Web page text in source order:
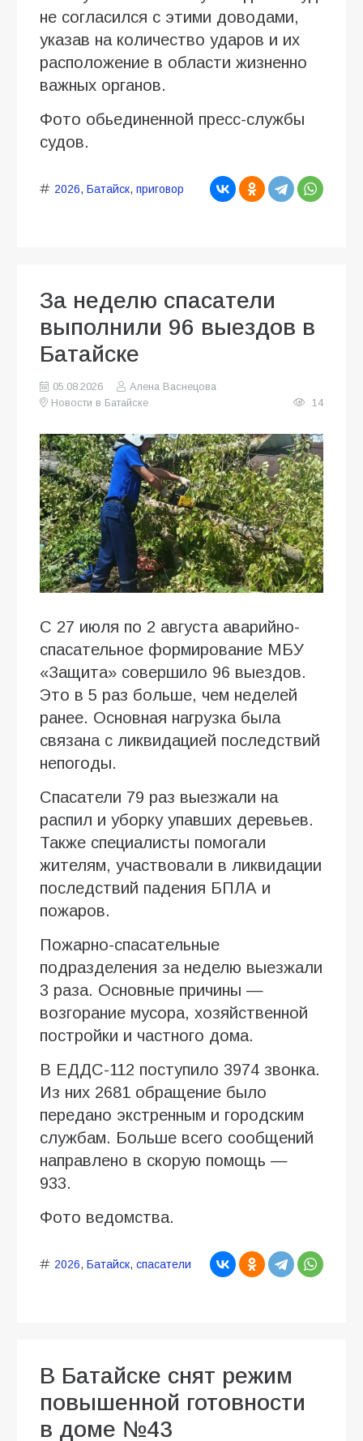
не согласился с этими доводами,
указав на количество ударов и их
расположение в области жизненно
важных органов.
Фото обьединенной пресс-службы
судов.
2026, Батайск, приговор
За неделю спасатели
выполнили 96 выездов в
Батайске
05.08.2026
Алена Васнецова
Новости в Батайске
14
С 27 июля по 2 августа аварийно-
спасательное формирование МБУ
«Защита» совершило 96 выездов.
Это в 5 раз больше, чем неделей
ранее. Основная нагрузка была
связана с ликвидацией последствий
непогоды.
Спасатели 79 раз выезжали на
распил и уборку упавших деревьев.
Также специалисты помогали
жителям, участвовали в ликвидации
последствий падения БПЛА и
пожаров.
Пожарно-спасательные
подразделения за неделю выезжали
3 раза. Основные причины —
возгорание мусора, хозяйственной
постройки и частного дома.
В ЕДДС-112 поступило 3974 звонка.
Из них 2681 обращение было
передано экстренным и городским
службам. Больше всего сообщений
направлено в скорую помощь —
933.
Фото ведомства.
2026, Батайск, спасатели
В Батайске снят режим
повышенной готовности
в доме №43